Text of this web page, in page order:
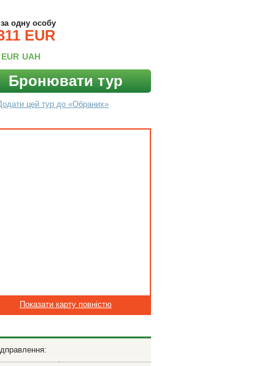
за одну особу
EUR
EUR UAH
Бронювати тур
цей тур до «Обраних»
Показати карту повністю